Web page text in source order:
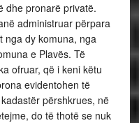
dhe pronarë privatë.
administruar përpara
nga dy komuna, nga
e Plavës. Të
ofruar, që i keni këtu
evidentohen të
përshkrues, në
do të thotë se nuk